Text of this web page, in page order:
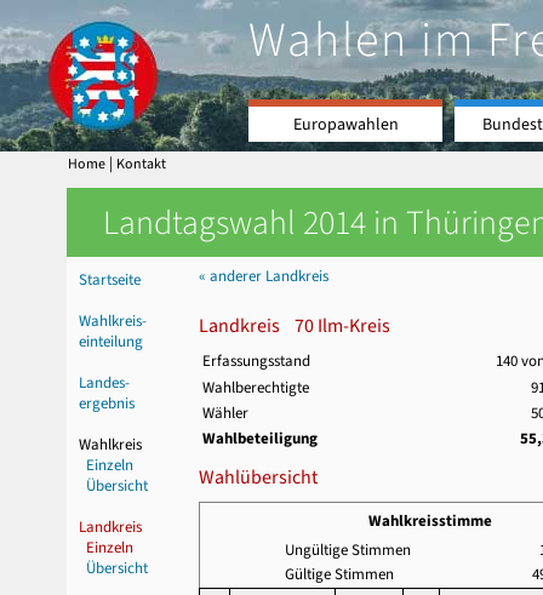
Wahlen im
Europawahlen
Home | Kontakt
Landtagswahl 2014 in
Startseite
Wahlkreis-
einteilung
Landes-
ergebnis
Wahlkreis
Einzeln
Übersicht
Landkreis
Einzeln
Übersicht
« anderer Landkreis
Landkreis 70 Ilm-Kreis
Erfassungsstand
140
Wahlberechtigte
Wähler
Wahlbeteiligung
Wahlübersicht
Wahlkreisstimme
Ungültige Stimmen
Gültige Stimmen